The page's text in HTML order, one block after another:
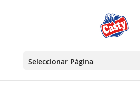
Seleccionar Página